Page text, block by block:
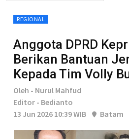
REGIONAL
Anggota DPRD
Berikan Bantuan
Kepada Tim Volly
Oleh - Nurul Mahfud
Editor - Bedianto
13 Jun 2026 10:39 WIB
Batam